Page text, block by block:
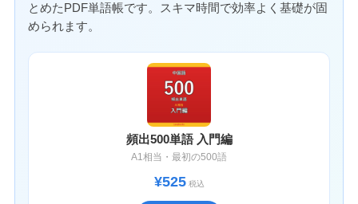
とめたPDF単語帳です。スキマ時間で効率よく基礎が固
められます。
頻出500単語 入門編
A1相当・最初の500語
¥525税込